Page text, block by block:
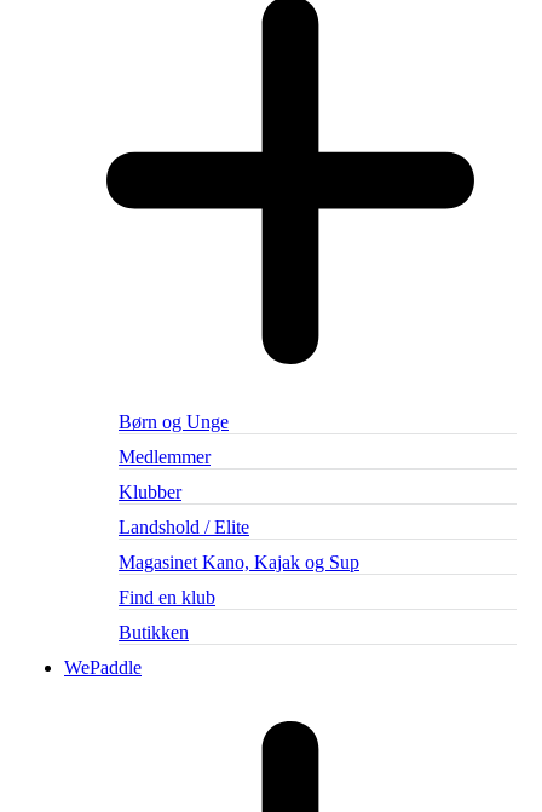
Børn og Unge
Medlemmer
Klubber
Landshold / Elite
Magasinet Kano, Kajak og Sup
Find en klub
Butikken
WePaddle